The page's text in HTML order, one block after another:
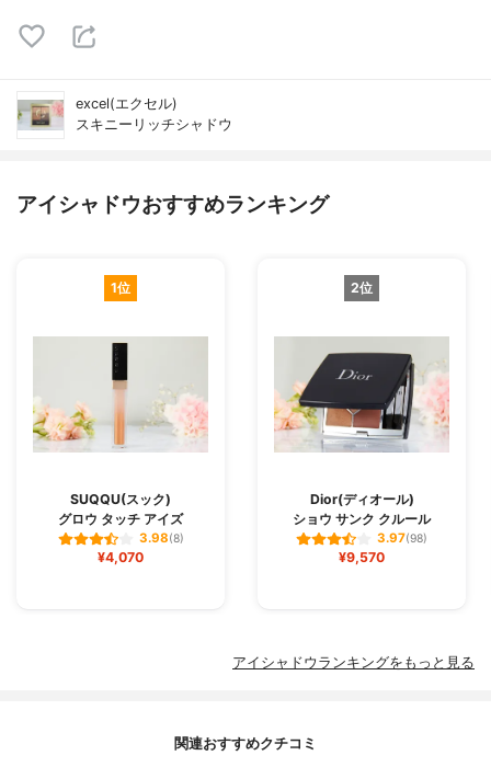
excel(エクセル)
スキニーリッチシャドウ
アイシャドウおすすめランキング
1位
SUQQU(スック)
グロウ タッチ アイズ
3.98(8)
¥4,070
2位
Dior(ディオール)
ショウ サンク クルール
3.97(98)
¥9,570
アイシャドウランキングをもっと見る
関連おすすめクチコミ